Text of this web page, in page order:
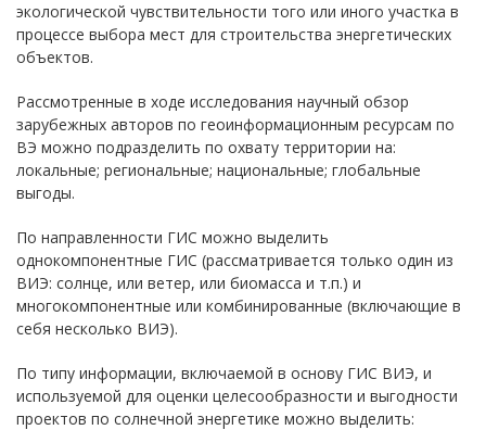
экологической чувствительности того или иного участка в
процессе выбора мест для строительства энергетических
объектов.
Рассмотренные в ходе исследования научный обзор
зарубежных авторов по геоинформационным ресурсам по
ВЭ можно подразделить по охвату территории на:
локальные; региональные; национальные; глобальные
выгоды.
По направленности ГИС можно выделить
однокомпонентные ГИС (рассматривается только один из
ВИЭ: солнце, или ветер, или биомасса и т.п.) и
многокомпонентные или комбинированные (включающие в
себя несколько ВИЭ).
По типу информации, включаемой в основу ГИС ВИЭ, и
используемой для оценки целесообразности и выгодности
проектов по солнечной энергетике можно выделить: